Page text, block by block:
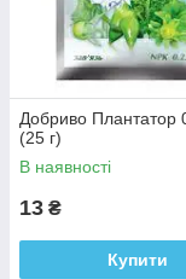
Добриво Плантатор
(25 г)
В наявності
13 ₴
Купити